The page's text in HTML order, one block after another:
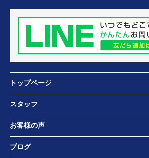
トップページ
スタッフ
お客様の声
ブログ